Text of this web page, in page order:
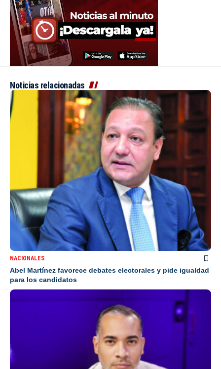
Noticias relacionadas
NACIONALES
Abel Martínez favorece debates electorales y pide igualdad
para los candidatos